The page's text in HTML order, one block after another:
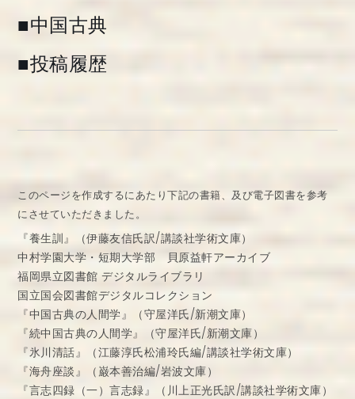
■中国古典
■投稿履歴
このページを作成するにあたり下記の書籍、及び電子図書を参考
にさせていただきました。
『養生訓』（伊藤友信氏訳/講談社学術文庫）
中村学園大学・短期大学部 貝原益軒アーカイブ
福岡県立図書館 デジタルライブラリ
国立国会図書館デジタルコレクション
『中国古典の人間学』（守屋洋氏/新潮文庫）
『続中国古典の人間学』（守屋洋氏/新潮文庫）
『氷川清話』（江藤淳氏松浦玲氏編/講談社学術文庫）
『海舟座談』（巌本善治編/岩波文庫）
『言志四録（一）言志録』（川上正光氏訳/講談社学術文庫）